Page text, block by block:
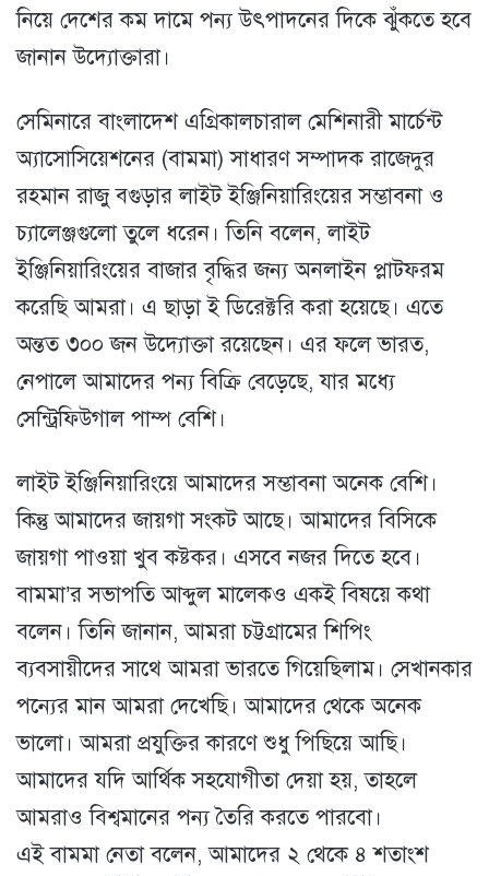
নিয়ে দেশের কম দামে পন্য উৎপাদনের দিকে ঝুঁকতে হবে
জানান উদ্যোক্তারা।
সেমিনারে বাংলাদেশ এগ্রিকালচারাল মেশিনারী মার্চেন্ট
অ্যাসোসিয়েশনের (বামমা) সাধারণ সম্পাদক রাজেদুর
রহমান রাজু বগুড়ার লাইট ইঞ্জিনিয়ারিংয়ের সম্ভাবনা ও
চ্যালেঞ্জগুলো তুলে ধরেন। তিনি বলেন, লাইট
ইঞ্জিনিয়ারিংয়ের বাজার বৃদ্ধির জন্য অনলাইন প্লাটফরম
করেছি আমরা। এ ছাড়া ই ডিরেক্টরি করা হয়েছে। এতে
অন্তত ৩০০ জন উদ্যোক্তা রয়েছেন। এর ফলে ভারত,
নেপালে আমাদের পন্য বিক্রি বেড়েছে, যার মধ্যে
সেন্ট্রিফিউগাল পাম্প বেশি।
লাইট ইঞ্জিনিয়ারিংয়ে আমাদের সম্ভাবনা অনেক বেশি।
কিন্তু আমাদের জায়গা সংকট আছে। আমাদের বিসিকে
জায়গা পাওয়া খুব কষ্টকর। এসবে নজর দিতে হবে।
বামমা’র সভাপতি আব্দুল মালেকও একই বিষয়ে কথা
বলেন। তিনি জানান, আমরা চট্টগ্রামের শিপিং
ব্যবসায়ীদের সাথে আমরা ভারতে গিয়েছিলাম। সেখানকার
পন্যের মান আমরা দেখেছি। আমাদের থেকে অনেক
ভালো। আমরা প্রযুক্তির কারণে শুধু পিছিয়ে আছি।
আমাদের যদি আর্থিক সহযোগীতা দেয়া হয়, তাহলে
আমরাও বিশ্বমানের পন্য তৈরি করতে পারবো।
এই বামমা নেতা বলেন, আমাদের ২ থেকে ৪ শতাংশ